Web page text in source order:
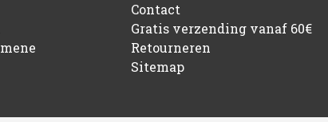
Contact
Gratis verzending vanaf 60€
Retourneren
Sitemap